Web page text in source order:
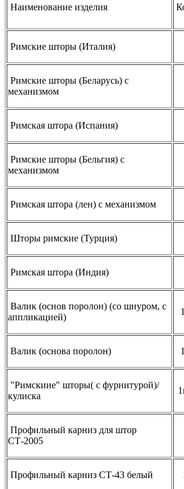
Наименование изделия
Римские шторы (Италия)
Римские шторы (Беларусь) с
механизмом
Римская штора (Испания)
Римские шторы (Бельгия) с
механизмом
Римская штора (лен) с механизмом
Шторы римские (Турция)
Римская штора (Индия)
Валик (основ поролон) (со шнуром, с
аппликацией)
Валик (основа поролон)
"Римскиие" шторы( с фурнитурой)/
кулиска
Профильный карниз для штор
СТ-2005
Профильный карниз СТ-43 белый